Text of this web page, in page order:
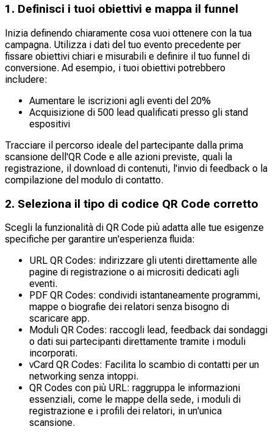
1. Definisci i tuoi obiettivi e mappa il funnel
Inizia definendo chiaramente cosa vuoi ottenere con la tua
campagna. Utilizza i dati del tuo evento precedente per
fissare obiettivi chiari e misurabili e definire il tuo funnel di
conversione. Ad esempio, i tuoi obiettivi potrebbero
includere:
Aumentare le iscrizioni agli eventi del 20%
Acquisizione di 500 lead qualificati presso gli stand
espositivi
Tracciare il percorso ideale del partecipante dalla prima
scansione dell'QR Code e alle azioni previste, quali la
registrazione, il download di contenuti, l'invio di feedback o la
compilazione del modulo di contatto.
2. Seleziona il tipo di codice QR Code corretto
Scegli la funzionalità di QR Code più adatta alle tue esigenze
specifiche per garantire un'esperienza fluida:
URL QR Codes: indirizzare gli utenti direttamente alle
pagine di registrazione o ai micrositi dedicati agli
eventi.
PDF QR Codes: condividi istantaneamente programmi,
mappe o biografie dei relatori senza bisogno di
scaricare app.
Moduli QR Codes: raccogli lead, feedback dai sondaggi
o dati sui partecipanti direttamente tramite i moduli
incorporati.
vCard QR Codes: Facilita lo scambio di contatti per un
networking senza intoppi.
QR Codes con più URL: raggruppa le informazioni
essenziali, come le mappe della sede, i moduli di
registrazione e i profili dei relatori, in un'unica
scansione.